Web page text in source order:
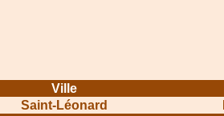
Ville
Saint-Léonard